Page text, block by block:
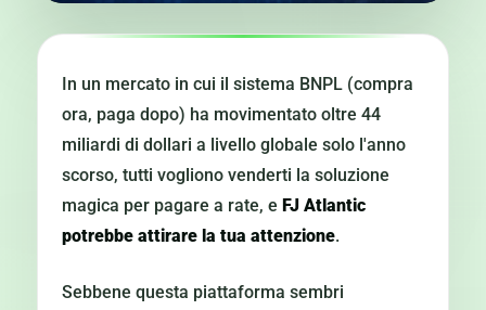
In un mercato in cui il sistema BNPL (compra
ora, paga dopo) ha movimentato oltre 44
miliardi di dollari a livello globale solo l'anno
scorso, tutti vogliono venderti la soluzione
magica per pagare a rate, e FJ Atlantic
potrebbe attirare la tua attenzione.
Sebbene questa piattaforma sembri